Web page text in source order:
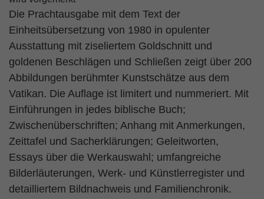
Die Prachtausgabe mit dem Text der
Einheitsübersetzung von 1980 in opulenter
Ausstattung mit ziseliertem Goldschnitt und
goldenen Beschlägen und Schließen zeigt über 200
Abbildungen berühmter Kunstschätze aus dem
Vatikan. Die Auflage ist limitert und nummeriert. Mit
Einführungen in jedes biblische Buch;
Zwischenüberschriften; Anhang mit Anmerkungen,
Zeittafel und Sacherklärungen; Geleitworten,
Essays über die Werkauswahl; umfangreiche
Bilderläuterungen, Werk- und Künstlerregister und
detailliertem Bildnachweis und Familienchronik.